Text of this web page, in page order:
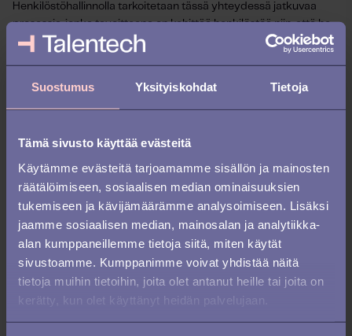
Suostumus Yksityiskohdat Tietoja
Tämä sivusto käyttää evästeitä
Käytämme evästeitä tarjoamamme sisällön ja mainosten
räätälöimiseen, sosiaalisen median ominaisuuksien
tukemiseen ja kävijämäärämme analysoimiseen. Lisäksi
jaamme sosiaalisen median, mainosalan ja analytiikka-
alan kumppaneillemme tietoja siitä, miten käytät
sivustoamme. Kumppanimme voivat yhdistää näitä
tietoja muihin tietoihin, joita olet antanut heille tai joita on
kerätty, kun olet käyttänyt heidän palvelujaan.
Henkilöstöhallinnolla tarkoitetaan tässä yhteydessä jatkuvaa
prosessia, jonka tavoitteena on kehittää henkilöstöä niin, että he
saavuttavat täyden potentiaalinsa ja tuovat lisäarvoa
Henkilöstöhallintoon sisältyy monenlaisia asioita kompetenssien
tunnistamisesta koulutusohjelmiin, arviointikeskusteluihin sekä
rakentamaan tyytyväisen ja tuotteliaan henkilöstön, mikä
luonnollisesti on elintärkeää yrityksen menestymisen kannalta.
Vinkki! Henkilöstöhallinto voidaan karkeasti jakaa kolmeen
pääelementtiin: datan hallintaan, arviointeihin sekä
kompetenssien hallintaan. Lue aiheesta lisäätäältä.
5. vaihe: Työntekijöiden säilyttäminen